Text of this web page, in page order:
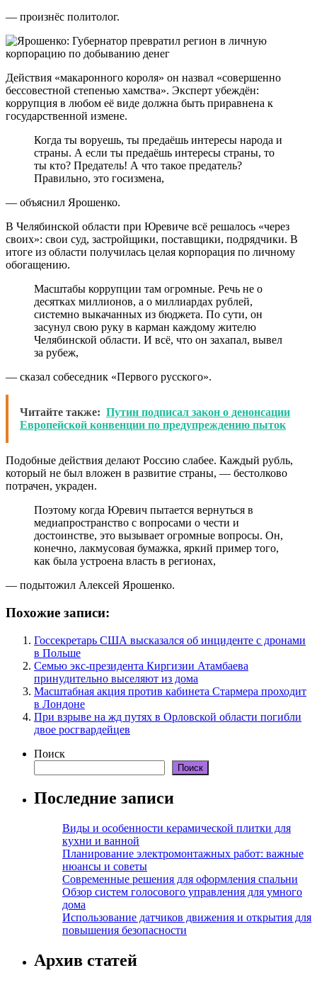
— произнёс политолог.
Действия «макаронного короля» он назвал «совершенно
бессовестной степенью хамства». Эксперт убеждён:
коррупция в любом её виде должна быть приравнена к
государственной измене.
Когда ты воруешь, ты предаёшь интересы народа и
страны. А если ты предаёшь интересы страны, то
ты кто? Предатель! А что такое предатель?
Правильно, это госизмена,
— объяснил Ярошенко.
В Челябинской области при Юревиче всё решалось «через
своих»: свои суд, застройщики, поставщики, подрядчики. В
итоге из области получилась целая корпорация по личному
обогащению.
Масштабы коррупции там огромные. Речь не о
десятках миллионов, а о миллиардах рублей,
системно выкачанных из бюджета. По сути, он
засунул свою руку в карман каждому жителю
Челябинской области. И всё, что он захапал, вывел
за рубеж,
— сказал собеседник «Первого русского».
Читайте также: Путин подписал закон о денонсации
Европейской конвенции по предупреждению пыток
Подобные действия делают Россию слабее. Каждый рубль,
который не был вложен в развитие страны, — бестолково
потрачен, украден.
Поэтому когда Юревич пытается вернуться в
медиапространство с вопросами о чести и
достоинстве, это вызывает огромные вопросы. Он,
конечно, лакмусовая бумажка, яркий пример того,
как была устроена власть в регионах,
— подытожил Алексей Ярошенко.
Похожие записи:
Госсекретарь США высказался об инциденте с дронами
в Польше
Семью экс-президента Киргизии Атамбаева
принудительно выселяют из дома
Масштабная акция против кабинета Стармера проходит
в Лондоне
При взрыве на жд путях в Орловской области погибли
двое росгвардейцев
Поиск
Поиск
Последние записи
Виды и особенности керамической плитки для
кухни и ванной
Планирование электромонтажных работ: важные
нюансы и советы
Современные решения для оформления спальни
Обзор систем голосового управления для умного
дома
Использование датчиков движения и открытия для
повышения безопасности
Архив статей